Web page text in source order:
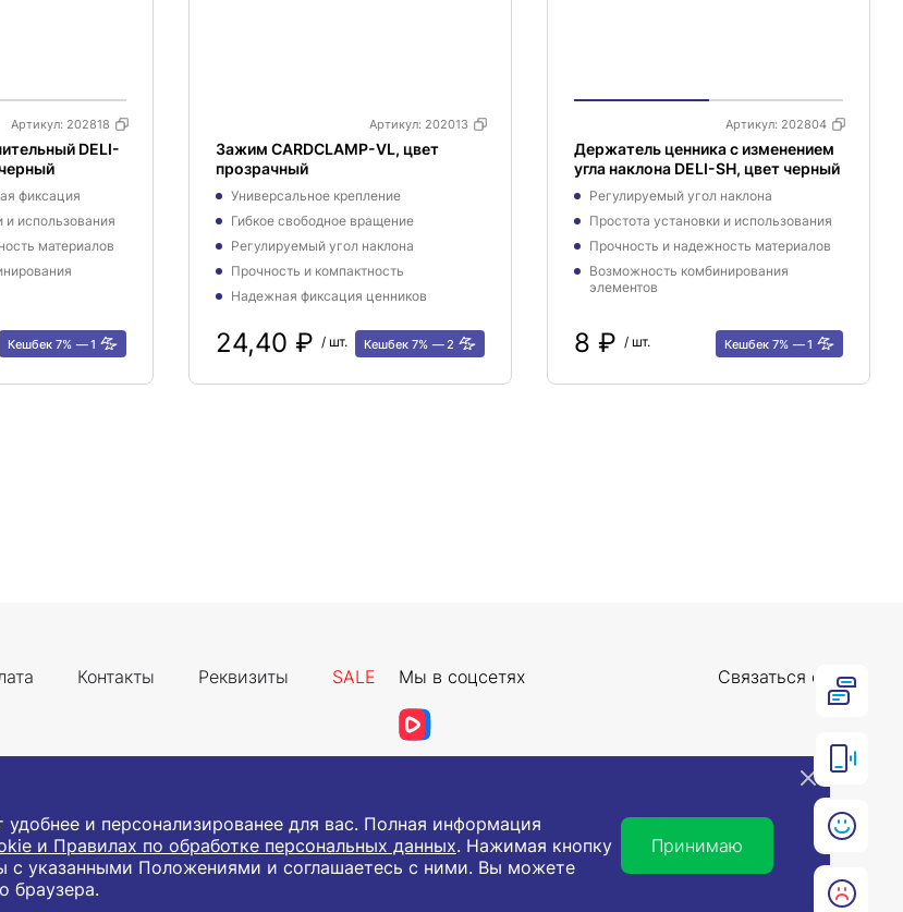
Артикул: 202818
DELI-
фиксация
и использования
материалов
Кешбек 7% 1
Артикул: 202013
Зажим CARDCLAMP-VL, цвет
прозрачный
Универсальное крепление
Гибкое свободное вращение
Регулируемый угол наклона
Прочность и компактность
Надежная фиксация ценников
24,40 ₽ / шт. Кешбек 7% 2
Артикул: 202804
Держатель ценника с изменением
угла наклона DELI-SH, цвет черный
Регулируемый угол наклона
Простота установки и использования
Прочность и надежность материалов
Возможность комбинирования
элементов
8 ₽ / шт. Кешбек 7% 1
Контакты Реквизиты SALE Мы в соцсетях Связаться с нами
индивидуальным предпринимателям с целью использования в хозяйственной деятельности.
и персонализированее для вас. Полная информация
и Правилах по обработке персональных данных. Нажимая кнопку
указанными Положениями и соглашаетесь с ними. Вы можете
браузера.
Принимаю